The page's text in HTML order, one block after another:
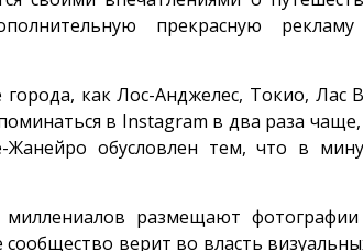
прекрасную рекламу
как Лос-Анджелес, Токио, Лас
в Instagram в два раза чаще,
Жанейро обусловлен тем, что в
размещают
верит во власть